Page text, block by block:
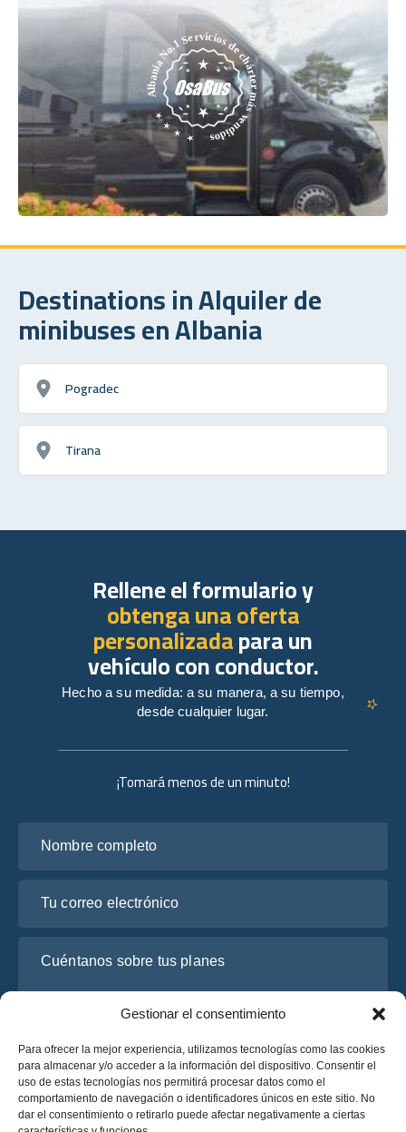
Gestionar el consentimiento
Para ofrecer la mejor experiencia, utilizamos tecnologías como las cookies
para almacenar y/o acceder a la información del dispositivo. Consentir el
uso de estas tecnologías nos permitirá procesar datos como el
comportamiento de navegación o identificadores únicos en este sitio. No
dar el consentimiento o retirarlo puede afectar negativamente a ciertas
Destinations in Alquiler de
minibuses en Albania
Pogradec
Tirana
¡Tomará menos de un minuto!
Rellene el formulario y
obtenga una oferta
personalizadapara un
vehículo con conductor.
Hecho a su medida: a su manera, a su tiempo,
desde cualquier lugar.